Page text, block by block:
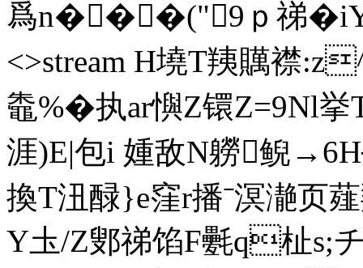
爲n���("9ｐ祶
<>stream H墝T羠贎 襟
鼄%�执ar懙Z镮Z=9Nl
涯)E|包i 媑敌N軂鲵
換T沑醁}e窪r播ˉ溟濪
Y圡/Z鄋祶馅F氎q杫s;